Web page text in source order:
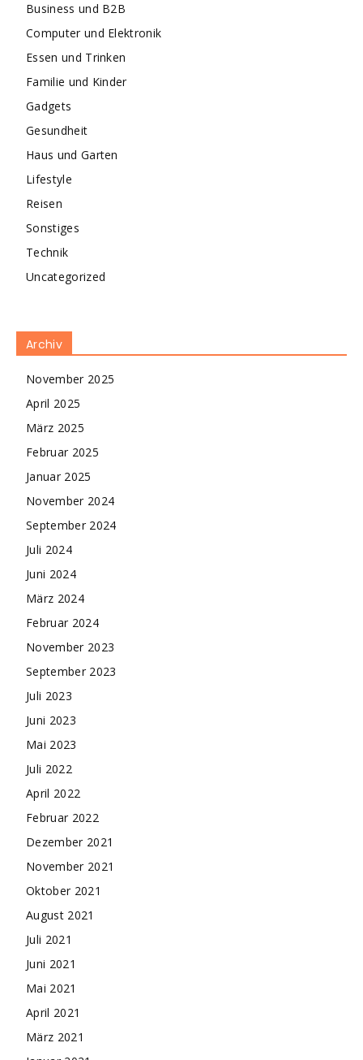
Business und B2B
Computer und Elektronik
Essen und Trinken
Familie und Kinder
Gadgets
Gesundheit
Haus und Garten
Lifestyle
Reisen
Sonstiges
Technik
Uncategorized
Archiv
November 2025
April 2025
März 2025
Februar 2025
Januar 2025
November 2024
September 2024
Juli 2024
Juni 2024
März 2024
Februar 2024
November 2023
September 2023
Juli 2023
Juni 2023
Mai 2023
Juli 2022
April 2022
Februar 2022
Dezember 2021
November 2021
Oktober 2021
August 2021
Juli 2021
Juni 2021
Mai 2021
April 2021
März 2021